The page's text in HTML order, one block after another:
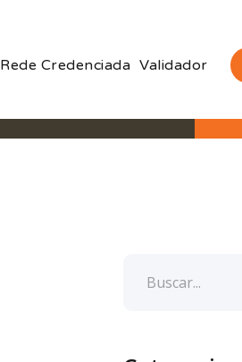
Rede Credenciada Validador